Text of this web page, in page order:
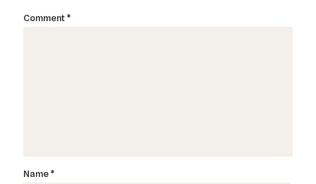
Comment*
Name*